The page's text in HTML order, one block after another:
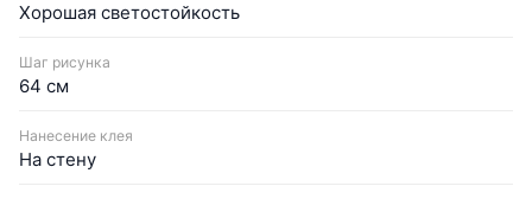
Хорошая светостойкость
Шаг рисунка
64 см
Нанесение клея
На стену